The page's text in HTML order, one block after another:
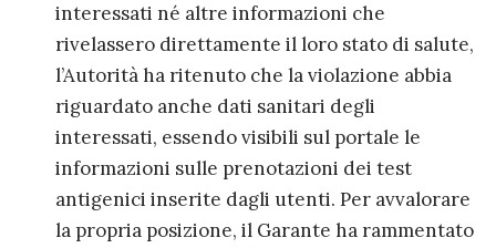
interessati né altre informazioni che
rivelassero direttamente il loro stato di salute,
l’Autorità ha ritenuto che la violazione abbia
riguardato anche dati sanitari degli
interessati, essendo visibili sul portale le
informazioni sulle prenotazioni dei test
antigenici inserite dagli utenti. Per avvalorare
la propria posizione, il Garante ha rammentato